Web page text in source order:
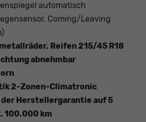
automatisch
Coming/Leaving
Reifen 215/45 R18
abnehmbar
2-Zonen-Climatronic
Herstellergarantie auf 5
100.000 km